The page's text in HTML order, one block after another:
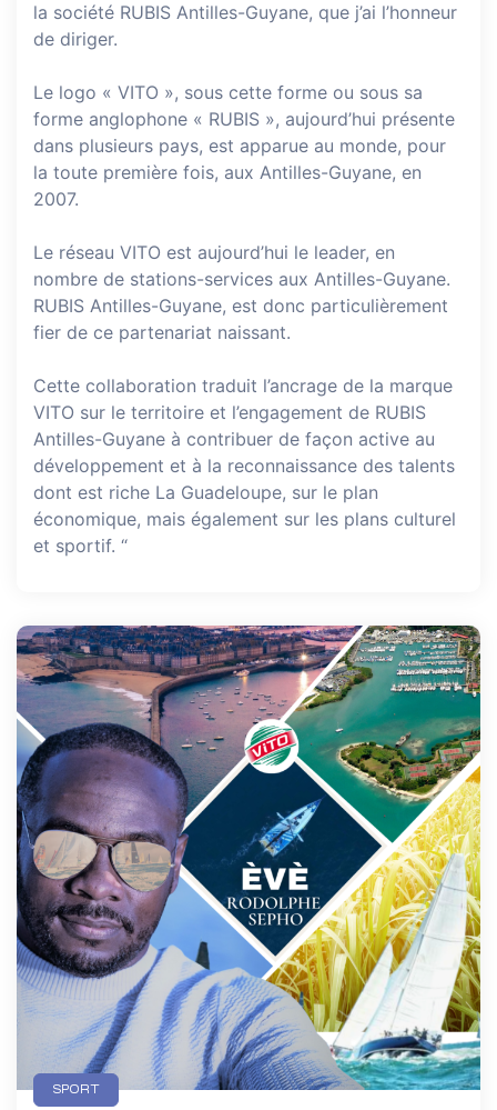
la société RUBIS Antilles-Guyane, que j’ai l’honneur
de diriger.
Le logo « VITO », sous cette forme ou sous sa
forme anglophone « RUBIS », aujourd’hui présente
dans plusieurs pays, est apparue au monde, pour
la toute première fois, aux Antilles-Guyane, en
2007.
Le réseau VITO est aujourd’hui le leader, en
nombre de stations-services aux Antilles-Guyane.
RUBIS Antilles-Guyane, est donc particulièrement
fier de ce partenariat naissant.
Cette collaboration traduit l’ancrage de la marque
VITO sur le territoire et l’engagement de RUBIS
Antilles-Guyane à contribuer de façon active au
développement et à la reconnaissance des talents
dont est riche La Guadeloupe, sur le plan
économique, mais également sur les plans culturel
et sportif. “
SPORT